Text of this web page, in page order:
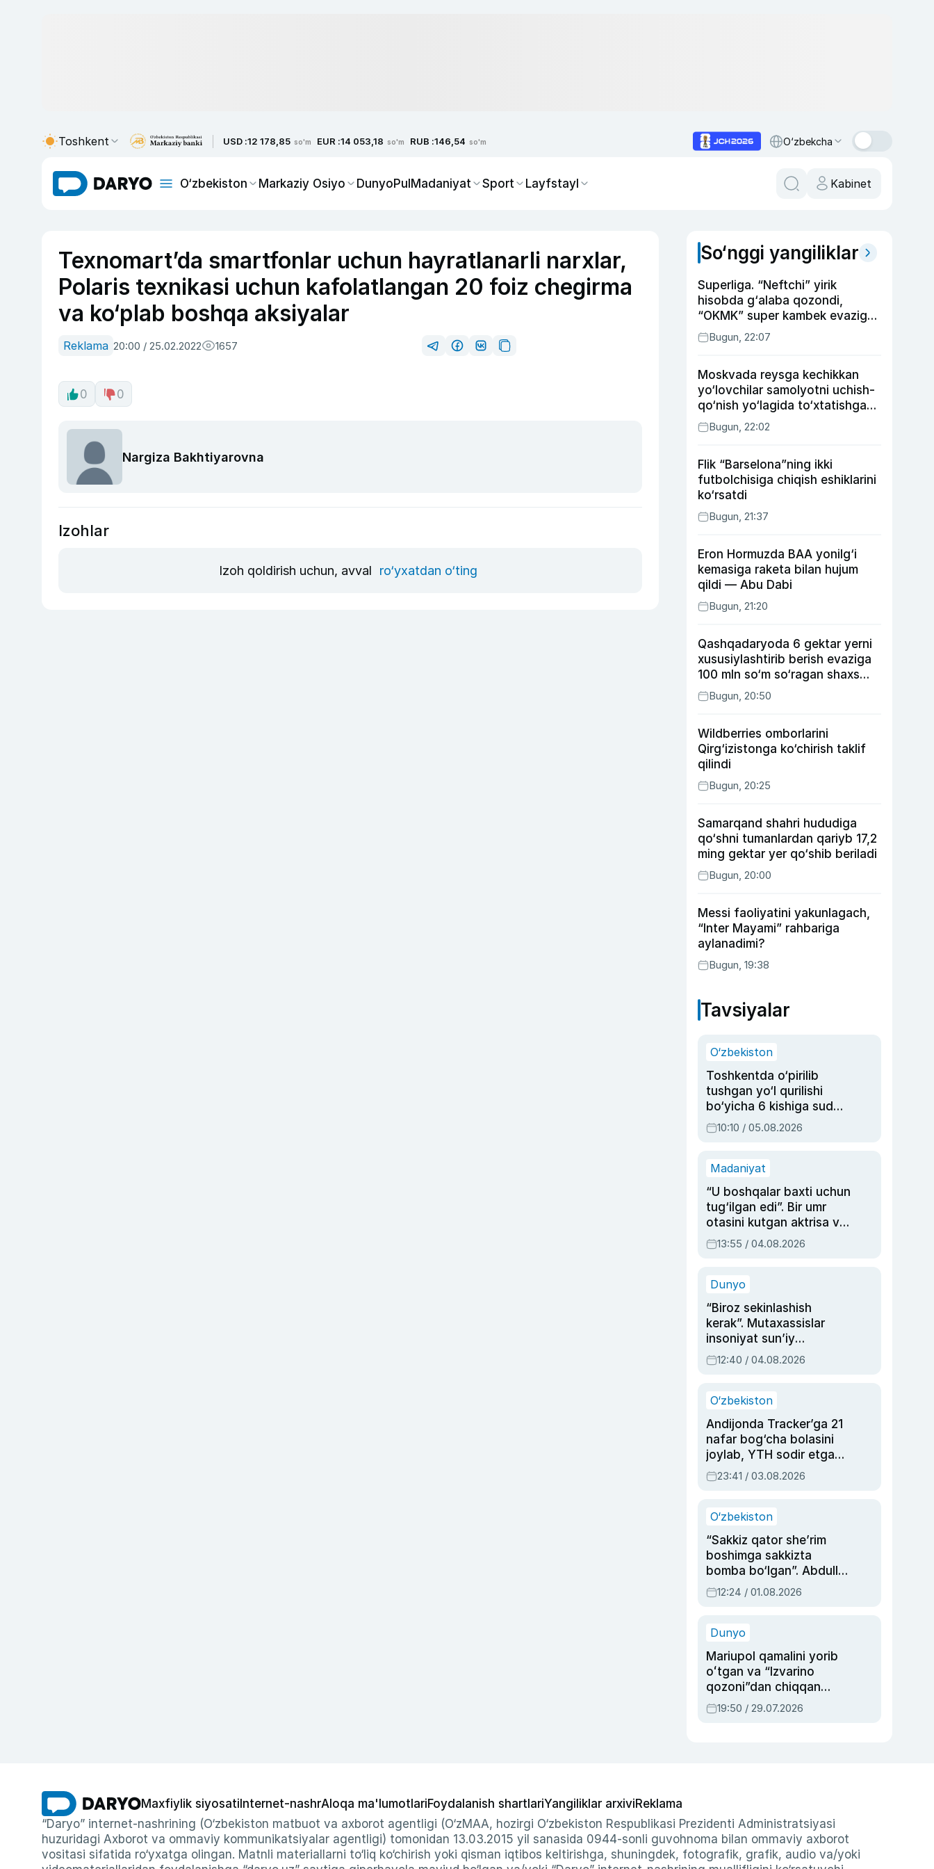
Toshkent USD :12 178,85 so'm EUR :14 053,18 so'm RUB :146,54 so'm O‘zbekcha
O‘zbekiston Markaziy Osiyo DunyoPulMadaniyat Sport Layfstayl Kabinet
Texnomart’da smartfonlar uchun hayratlanarli narxlar,
Polaris texnikasi uchun kafolatlangan 20 foiz chegirma
va ko‘plab boshqa aksiyalar
Reklama 20:00 / 25.02.2022 1657
0 0
Nargiza Bakhtiyarovna
Izohlar
Izoh qoldirish uchun, avval ro‘yxatdan o‘ting
So‘nggi yangiliklar
Superliga. “Neftchi” yirik
hisobda g‘alaba qozondi,
“OKMK” super kambek evaziga
“Bunyodkor”dan ustun keldi,
“Nasaf” durang qayd etdi
Bugun, 22:07
Moskvada reysga kechikkan
yo‘lovchilar samolyotni uchish-
qo‘nish yo‘lagida to‘xtatishga
urindi (video)
Bugun, 22:02
Flik “Barselona”ning ikki
futbolchisiga chiqish eshiklarini
ko‘rsatdi
Bugun, 21:37
Eron Hormuzda BAA yonilg‘i
kemasiga raketa bilan hujum
qildi — Abu Dabi
Bugun, 21:20
Qashqadaryoda 6 gektar yerni
xususiylashtirib berish evaziga
100 mln so‘m so‘ragan shaxs
ushlandi
Bugun, 20:50
Wildberries omborlarini
Qirg‘izistonga ko‘chirish taklif
qilindi
Bugun, 20:25
Samarqand shahri hududiga
qo‘shni tumanlardan qariyb 17,2
ming gektar yer qo‘shib beriladi
Bugun, 20:00
Messi faoliyatini yakunlagach,
“Inter Mayami” rahbariga
aylanadimi?
Bugun, 19:38
Tavsiyalar
O‘zbekiston
Toshkentda o‘pirilib
tushgan yo‘l qurilishi
bo‘yicha 6 kishiga sud
hukmi o‘qildi
10:10 / 05.08.2026
Madaniyat
“U boshqalar baxti uchun
tug‘ilgan edi”. Bir umr
otasini kutgan aktrisa va
dublyaj ustasi Rimma
Ahmedovaning
13:55 / 04.08.2026
Dunyo
“Biroz sekinlashish
kerak”. Mutaxassislar
insoniyat sun’iy
intellektni boshqara
olmay qolishidan xavotir
12:40 / 04.08.2026
O‘zbekiston
Andijonda Tracker’ga 21
nafar bog‘cha bolasini
joylab, YTH sodir etgan
ayolga sud hukmi o‘qildi
23:41 / 03.08.2026
O‘zbekiston
“Sakkiz qator she’rim
boshimga sakkizta
bomba bo‘lgan”. Abdulla
Oripovni siyosiy
ayblovlardan asrab
12:24 / 01.08.2026
Dunyo
Mariupol qamalini yorib
oʻtgan va “Izvarino
qozoni”dan chiqqan
qahramon — Ukraina
armiyasi bosh
19:50 / 29.07.2026
Maxfiylik siyosati Internet-nashrAloqa ma'lumotlariFoydalanish shartlariYangiliklar arxiviReklama
“Daryo” internet-nashrining (O‘zbekiston matbuot va axborot agentligi (O‘zMAA, hozirgi O‘zbekiston Respublikasi Prezidenti Administratsiyasi
huzuridagi Axborot va ommaviy kommunikatsiyalar agentligi) tomonidan 13.03.2015 yil sanasida 0944-sonli guvohnoma bilan ommaviy axborot
vositasi sifatida ro‘yxatga olingan. Matnli materiallarni to‘liq ko‘chirish yoki qisman iqtibos keltirishga, shuningdek, fotografik, grafik, audio va/yoki